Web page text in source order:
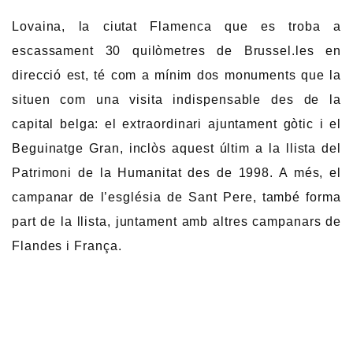
Lovaina, la ciutat Flamenca que es troba a
escassament 30 quilòmetres de Brussel.les en
direcció est, té com a mínim dos monuments que la
situen com una visita indispensable des de la
capital belga: el extraordinari ajuntament gòtic i el
Beguinatge Gran, inclòs aquest últim a la llista del
Patrimoni de la Humanitat des de 1998. A més, el
campanar de l’església de Sant Pere, també forma
part de la llista, juntament amb altres campanars de
Flandes i França.